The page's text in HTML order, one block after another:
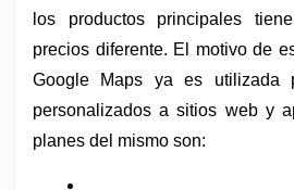
los productos principales
precios diferente. El motivo de
Google Maps ya es utilizada
personalizados a sitios web y
planes del mismo son: